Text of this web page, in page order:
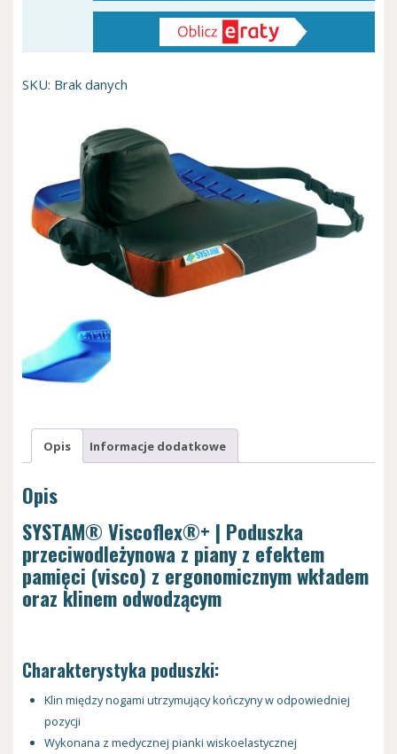
dołączonym
klinem
SKU: Brak danych
Opis Informacje dodatkowe
Opis
SYSTAM® Viscoflex®+ | Poduszka
przeciwodleżynowa z piany z efektem
pamięci (visco) z ergonomicznym wkładem
oraz klinem odwodzącym
Charakterystyka poduszki:
Klin między nogami utrzymujący kończyny w odpowiedniej
pozycji
Wykonana z medycznej pianki wiskoelastycznej